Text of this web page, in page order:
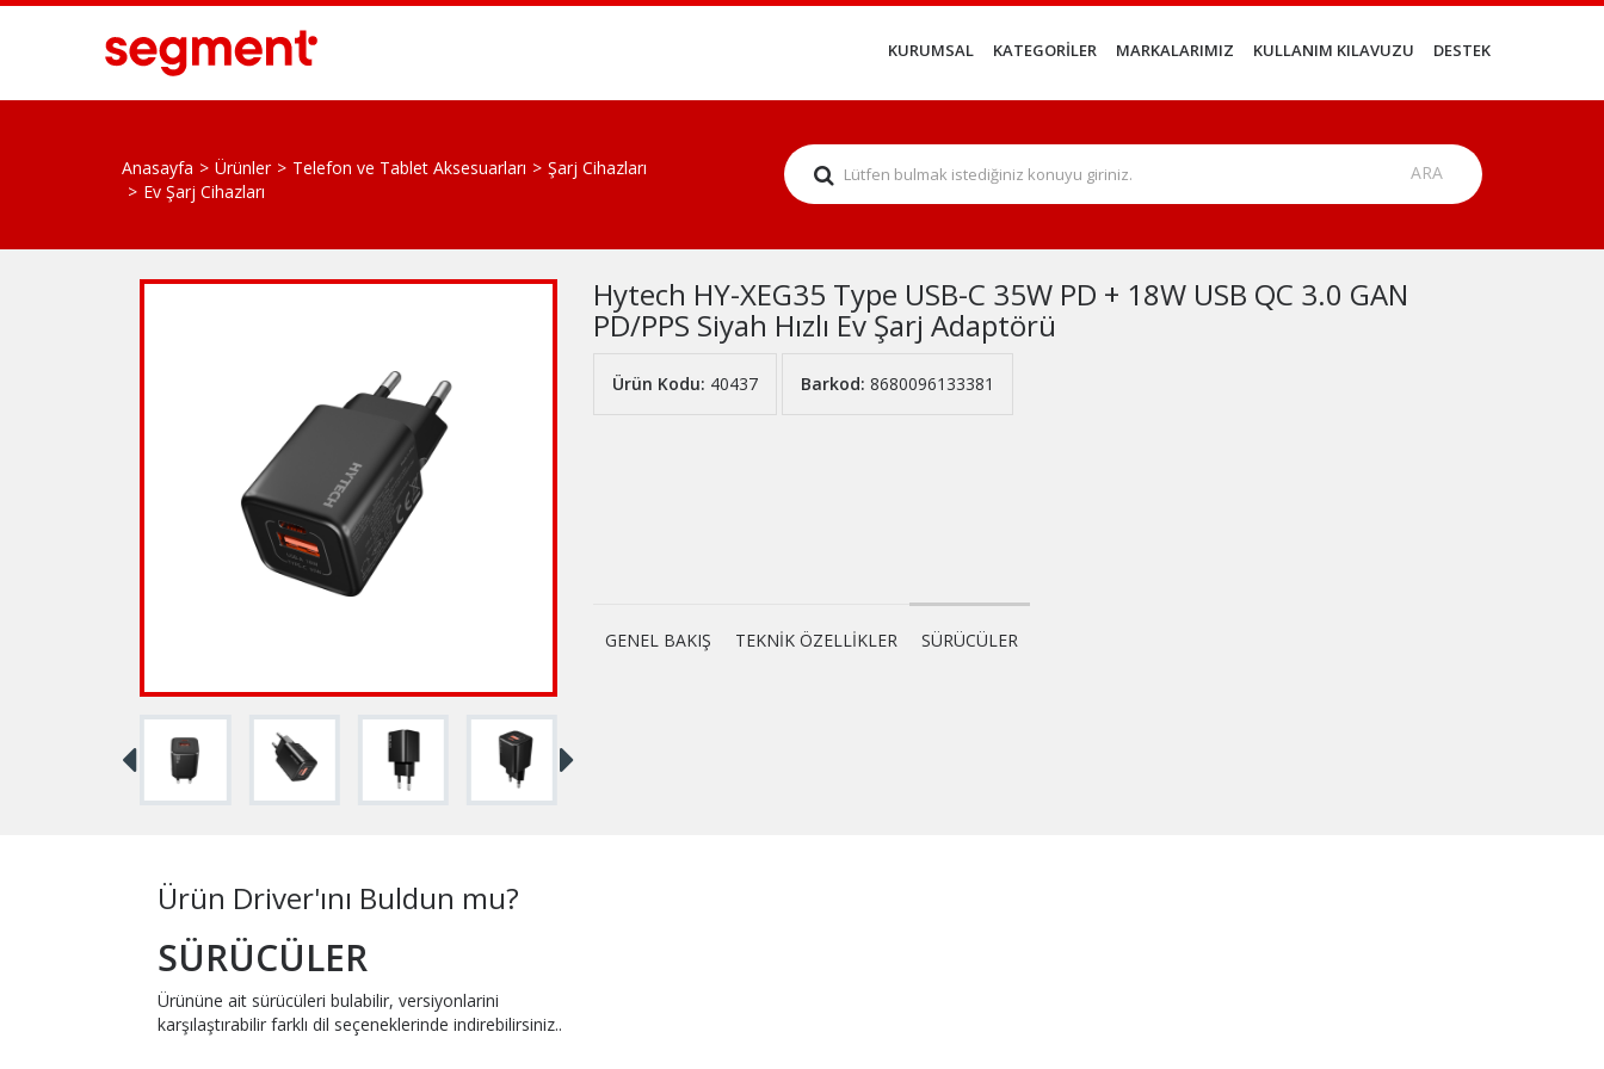
KURUMSAL KATEGORİLER MARKALARIMIZ KULLANIM KILAVUZU DESTEK
Anasayfa Ürünler Telefon ve Tablet Aksesuarları
Şarj Cihazları
Ev Şarj Cihazları
Hytech HY-XEG35 Type USB-C 35W PD + 18W USB QC 3.0 GAN
PD/PPS Siyah Hızlı Ev Şarj Adaptörü
Ürün Kodu: 40437 Barkod: 8680096133381
GENEL BAKIŞ TEKNİK ÖZELLİKLER SÜRÜCÜLER
Ürün Driver'ını Buldun mu?
SÜRÜCÜLER
Ürününe ait sürücüleri bulabilir, versiyonlarini
karşılaştırabilir farklı dil seçeneklerinde indirebilirsiniz..